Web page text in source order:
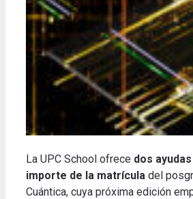
La UPC School ofrece dos
importe de la matrícula del
Cuántica, cuya próxima edición